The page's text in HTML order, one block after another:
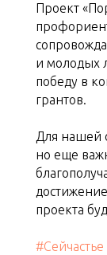
Проект
и молодых
победу в
грантов.
Для нашей
но еще
проекта
#Сейчастье